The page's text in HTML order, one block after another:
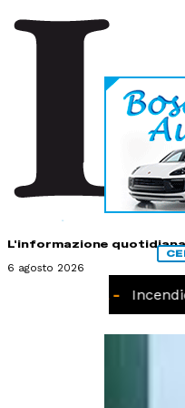
L'informazione
6 agosto 2026
Incendio